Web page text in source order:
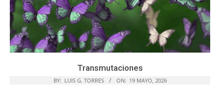
Transmutaciones
BY: LUIS G. TORRES ON: 19 MAYO, 2026